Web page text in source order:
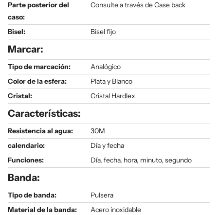
Parte posterior del
caso:
Consulte a través de Case back
Bisel: Bisel fijo
Marcar:
Tipo de marcación:
Analógico
Color de la esfera:
Plata y Blanco
Cristal:
Cristal Hardlex
Características:
Resistencia al agua:
30M
calendario:
Día y fecha
Funciones:
Día, fecha, hora, minuto, segundo
Banda:
Tipo de banda:
Pulsera
Material de la banda:
Acero inoxidable